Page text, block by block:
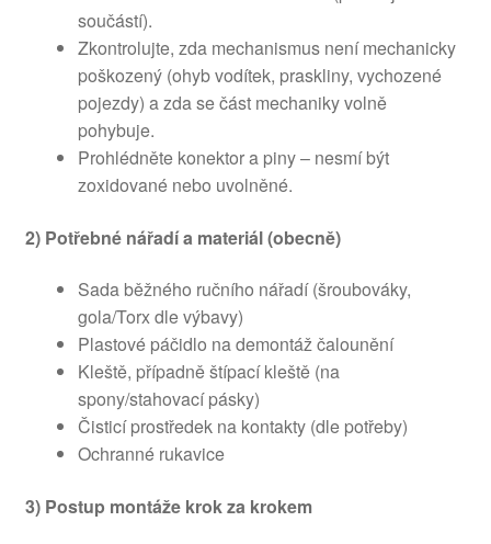
součástí).
Zkontrolujte, zda mechanismus není mechanicky
poškozený (ohyb vodítek, praskliny, vychozené
pojezdy) a zda se část mechaniky volně
pohybuje.
Prohlédněte konektor a piny – nesmí být
zoxidované nebo uvolněné.
2) Potřebné nářadí a materiál (obecně)
Sada běžného ručního nářadí (šroubováky,
gola/Torx dle výbavy)
Plastové páčidlo na demontáž čalounění
Kleště, případně štípací kleště (na
spony/stahovací pásky)
Čisticí prostředek na kontakty (dle potřeby)
Ochranné rukavice
3) Postup montáže krok za krokem